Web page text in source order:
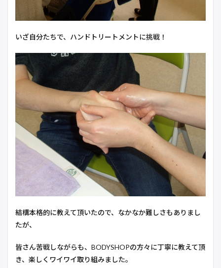
いざ自分たちで、ハンドトリートメントに挑戦！
結構本格的に教えて頂いたので、なかなか難しさもありまし
たが、
皆さん苦戦しながらも、BODYSHOPの方々に丁寧に教えて頂
き、楽しくワイワイ取り組みました。